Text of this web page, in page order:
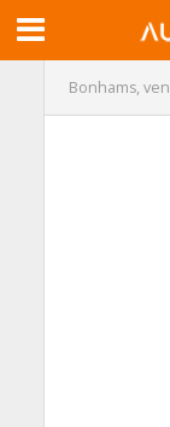
Bonhams,